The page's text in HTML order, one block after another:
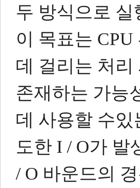
두 방식으로
이 목표는
데 걸리는 처
존재하는 가능
데 사용할 수
도한 I / O가 발
/ O 바운드의